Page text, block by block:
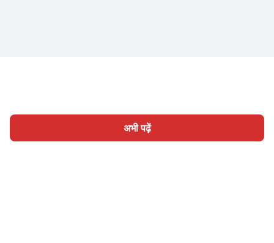
अभी पढ़ें
होम श्रेणी लिखिए लेख साइन इन